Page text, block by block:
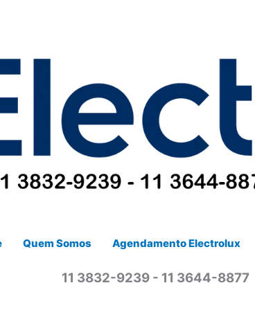
Quem Somos Agendamento Electrolux
11 3832-9239 - 11 3644-8877